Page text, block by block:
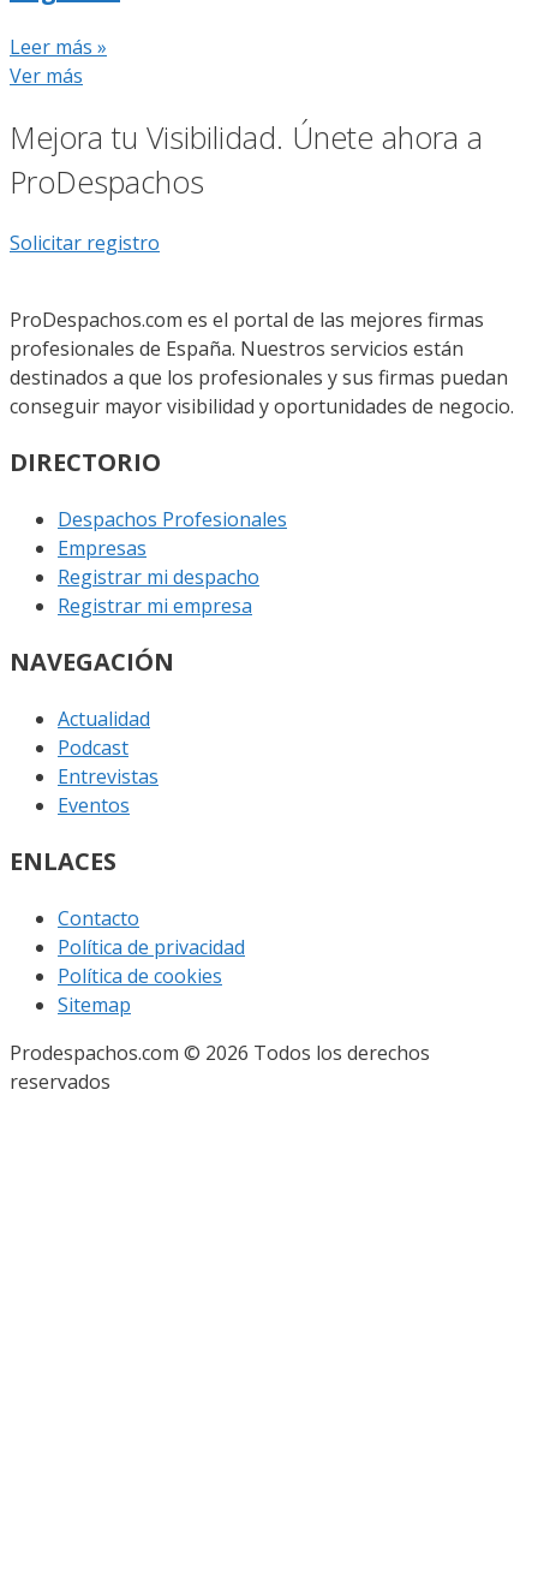
Leer más »
Ver más
Mejora tu Visibilidad. Únete ahora a
ProDespachos
Solicitar registro
ProDespachos.com es el portal de las mejores firmas
profesionales de España. Nuestros servicios están
destinados a que los profesionales y sus firmas puedan
conseguir mayor visibilidad y oportunidades de negocio.
DIRECTORIO
Despachos Profesionales
Empresas
Registrar mi despacho
Registrar mi empresa
NAVEGACIÓN
Actualidad
Podcast
Entrevistas
Eventos
ENLACES
Contacto
Política de privacidad
Política de cookies
Sitemap
Prodespachos.com © 2026 Todos los derechos
reservados